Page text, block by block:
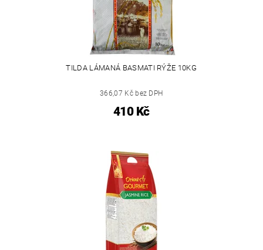
TILDA LÁMANÁ BASMATI RÝŽE 10KG
366,07 Kč bez DPH
410 Kč